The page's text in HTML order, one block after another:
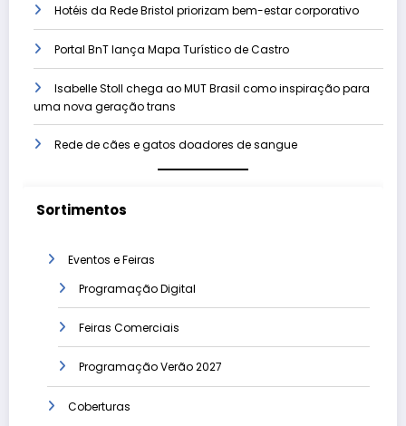
Hotéis da Rede Bristol priorizam bem-estar corporativo
Portal BnT lança Mapa Turístico de Castro
Isabelle Stoll chega ao MUT Brasil como inspiração para
uma nova geração trans
Rede de cães e gatos doadores de sangue
Sortimentos
Eventos e Feiras
Programação Digital
Feiras Comerciais
Programação Verão 2027
Coberturas